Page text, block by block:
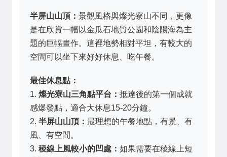
半屏山山頂： 景觀風格與燦光寮山不同，更像
是在欣賞一幅以金瓜石地質公園和陰陽海為主
題的巨幅畫作。這裡地勢相對平坦，有較大的
空間可以坐下來好好休息、吃午餐。
最佳休息點：
1. 燦光寮山三角點平台： 抵達後的第一個成就
感爆發點，適合大休息15-20分鐘。
2. 半屏山山頂： 最理想的午餐地點，有景、有
風、有空間。
3. 稜線上風較小的凹處： 如果需要在稜線上短